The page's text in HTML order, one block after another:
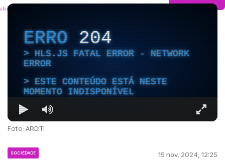
ERRO204
HLS.JS FATAL ERROR - NETWORK
ERROR
ESTE CONTEÚDO ESTÁ NESTE
MOMENTO INDISPONÍVEL
Foto: ARDITI
SOCIEDADE 15 nov, 2024, 12:25